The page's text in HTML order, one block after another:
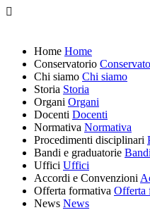
Home Home
Conservatorio
Chi siamo Chi siamo
Storia Storia
Organi Organi
Docenti Docenti
Normativa Normativa
Procedimenti disciplinari
Bandi e graduatorie
Uffici Uffici
Accordi e Convenzioni
Offerta formativa Offerta
News News